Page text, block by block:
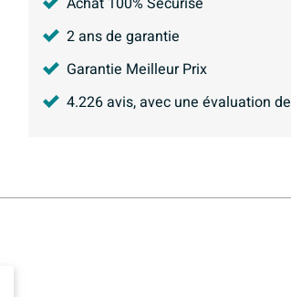
2 ans de garantie
Garantie Meilleur Prix
4.226avis, avec une évaluation de